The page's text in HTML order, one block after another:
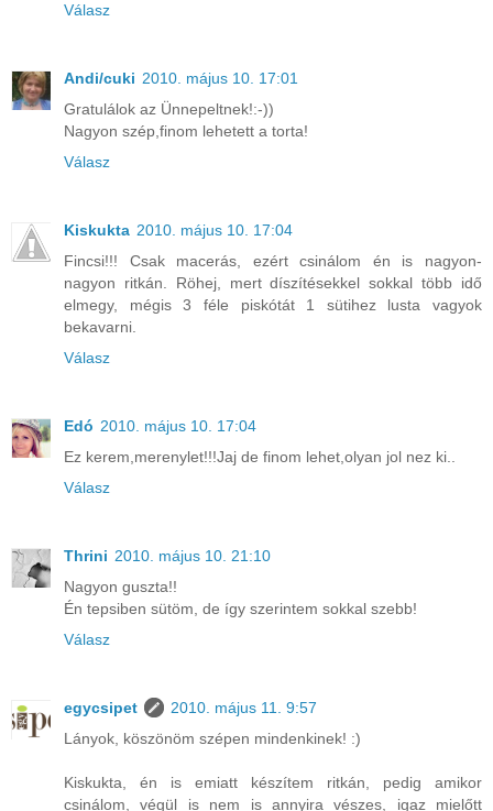
Válasz
Andi/cuki 2010. május 10. 17:01
Gratulálok az Ünnepeltnek!:-))
Nagyon szép,finom lehetett a torta!
Válasz
Kiskukta 2010. május 10. 17:04
Fincsi!!! Csak macerás, ezért csinálom én is nagyon-
nagyon ritkán. Röhej, mert díszítésekkel sokkal több idő
elmegy, mégis 3 féle piskótát 1 sütihez lusta vagyok
bekavarni.
Válasz
Edó 2010. május 10. 17:04
Ez kerem,merenylet!!!Jaj de finom lehet,olyan jol nez ki..
Válasz
Thrini 2010. május 10. 21:10
Nagyon guszta!!
Én tepsiben sütöm, de így szerintem sokkal szebb!
Válasz
egycsipet
2010. május 11. 9:57
Lányok, köszönöm szépen mindenkinek! :)
Kiskukta, én is emiatt készítem ritkán, pedig amikor
csinálom, végül is nem is annyira vészes, igaz mielőtt